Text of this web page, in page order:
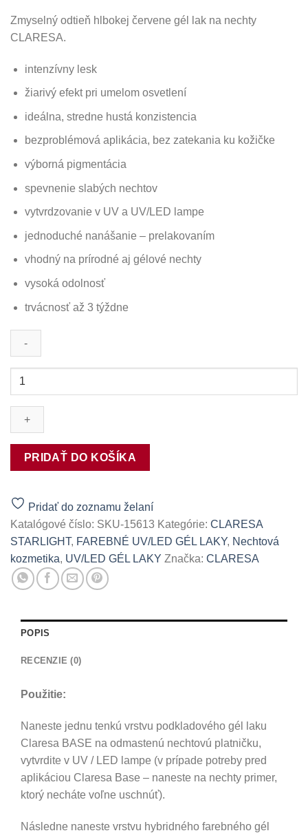
Zmyselný odtieň hlbokej červene gél lak na nechty
CLARESA.
intenzívny lesk
žiarivý efekt pri umelom osvetlení
ideálna, stredne hustá konzistencia
bezproblémová aplikácia, bez zatekania ku kožičke
výborná pigmentácia
spevnenie slabých nechtov
vytvrdzovanie v UV a UV/LED lampe
jednoduché nanášanie – prelakovaním
vhodný na prírodné aj gélové nechty
vysoká odolnosť
trvácnosť až 3 týždne
množstvo
UV/LED
STARLIGHT
13-
PRIDAŤ DO KOŠÍKA
Pridať do zoznamu želaní
Katalógové číslo: SKU-15613 Kategórie: CLARESA
STARLIGHT, FAREBNÉ UV/LED GÉL LAKY, Nechtová
kozmetika, UV/LED GÉL LAKY Značka: CLARESA
POPIS
RECENZIE (0)
Použitie:
Naneste jednu tenkú vrstvu podkladového gél laku
Claresa BASE na odmastenú nechtovú platničku,
vytvrdite v UV / LED lampe (v prípade potreby pred
aplikáciou Claresa Base – naneste na nechty primer,
ktorý necháte voľne uschnúť).
Následne naneste vrstvu hybridného farebného gél